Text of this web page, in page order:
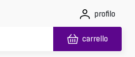
profilo
carrello